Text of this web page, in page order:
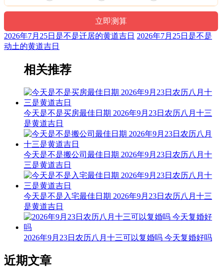
2026年7月25日是不是迁居的黄道吉日 2026年7月25日是不是
动土的黄道吉日
相关推荐
今天是不是买房最佳日期 2026年9月23日农历八月十三
是黄道吉日
今天是不是搬公司最佳日期 2026年9月23日农历八月十
三是黄道吉日
今天是不是入宅最佳日期 2026年9月23日农历八月十三
是黄道吉日
2026年9月23日农历八月十三可以复婚吗 今天复婚好吗
近期文章